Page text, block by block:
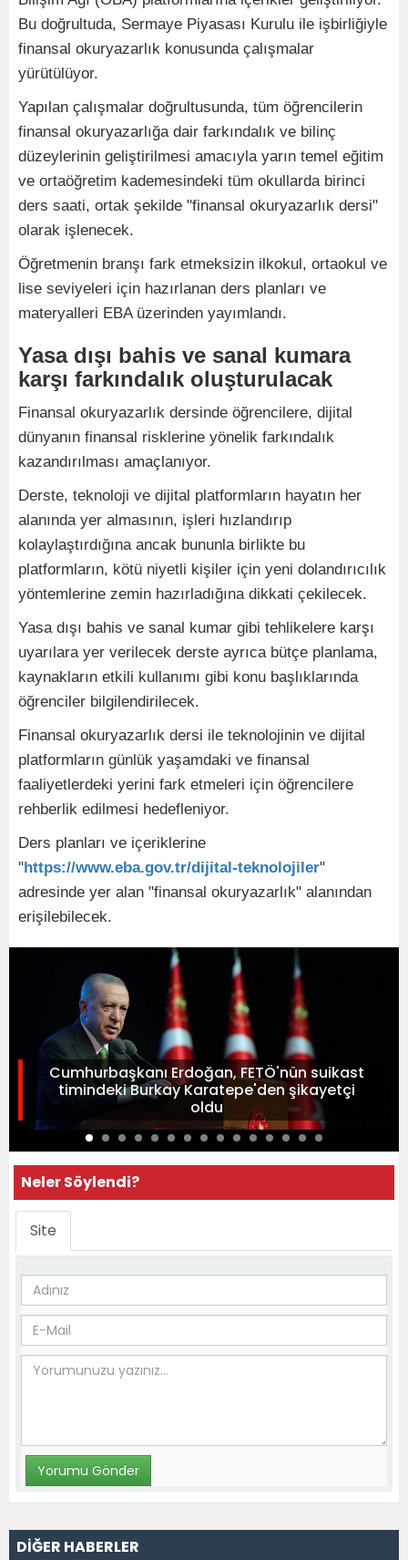
Bu doğrultuda, Sermaye Piyasası Kurulu ile işbirliğiyle
finansal okuryazarlık konusunda çalışmalar
yürütülüyor.
Yapılan çalışmalar doğrultusunda, tüm öğrencilerin
finansal okuryazarlığa dair farkındalık ve bilinç
düzeylerinin geliştirilmesi amacıyla yarın temel eğitim
ve ortaöğretim kademesindeki tüm okullarda birinci
ders saati, ortak şekilde "finansal okuryazarlık dersi"
olarak işlenecek.
Öğretmenin branşı fark etmeksizin ilkokul, ortaokul ve
lise seviyeleri için hazırlanan ders planları ve
materyalleri EBA üzerinden yayımlandı.
Yasa dışı bahis ve sanal kumara
karşı farkındalık oluşturulacak
Finansal okuryazarlık dersinde öğrencilere, dijital
dünyanın finansal risklerine yönelik farkındalık
kazandırılması amaçlanıyor.
Derste, teknoloji ve dijital platformların hayatın her
alanında yer almasının, işleri hızlandırıp
kolaylaştırdığına ancak bununla birlikte bu
platformların, kötü niyetli kişiler için yeni dolandırıcılık
yöntemlerine zemin hazırladığına dikkati çekilecek.
Yasa dışı bahis ve sanal kumar gibi tehlikelere karşı
uyarılara yer verilecek derste ayrıca bütçe planlama,
kaynakların etkili kullanımı gibi konu başlıklarında
öğrenciler bilgilendirilecek.
Finansal okuryazarlık dersi ile teknolojinin ve dijital
platformların günlük yaşamdaki ve finansal
faaliyetlerdeki yerini fark etmeleri için öğrencilere
rehberlik edilmesi hedefleniyor.
Ders planları ve içeriklerine
"https://www.eba.gov.tr/dijital-teknolojiler"
adresinde yer alan "finansal okuryazarlık" alanından
erişilebilecek.
Cumhurbaşkanı Erdoğan, FETÖ'nün suikast
timindeki Burkay Karatepe'den şikayetçi
oldu
Neler Söylendi?
Site
DİĞER HABERLER